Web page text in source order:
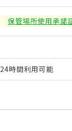
保管場所使用承諾
24時間利用可能